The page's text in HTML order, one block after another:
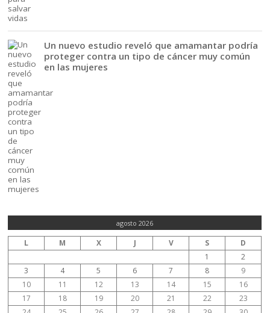
Un nuevo estudio reveló que amamantar podría
proteger contra un tipo de cáncer muy común
en las mujeres
agosto 2026
L M X J V S
D
1
2
3
4 5 6 7 8
9
10
11 12 13 14 15
16
17
18 19 20 21 22
23